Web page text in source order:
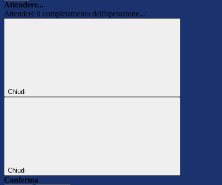
Attendere...
Attendere il completamento dell'operazione...
Chiudi
Chiudi
Conferma